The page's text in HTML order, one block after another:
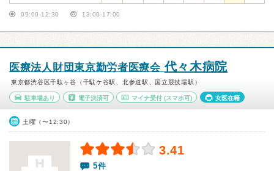
09:00-12:30 13:00-17:00
医療法人財団東京勤労者医療会代々木病院
東京都渋谷区千駄ヶ谷（千駄ケ谷駅、北参道駅、国立競技場駅）
駐車場あり 電子決済可 マイナ受付 (スマホ可) 女医在籍
土曜（〜12:30）
3.41
5件